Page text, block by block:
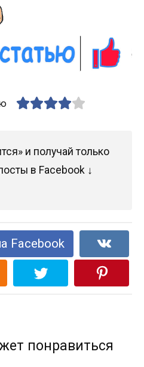
и получай только
в Facebook ↓
Facebook
понравиться